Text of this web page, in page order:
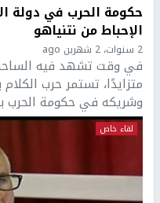
حكومة الحرب في دولة
الإحباط من نتنياهو
2 سنوات، 2 شهرين ago
في وقت تشهد فيه الساحة
متزايدًا، تستمر حرب الكلام
وشريكه في حكومة الحرب
لقاء خاص